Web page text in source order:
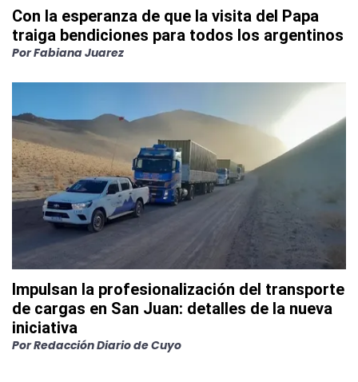
Con la esperanza de que la visita del Papa
traiga bendiciones para todos los argentinos
PorFabiana Juarez
Impulsan la profesionalización del transporte
de cargas en San Juan: detalles de la nueva
iniciativa
PorRedacción Diario de Cuyo